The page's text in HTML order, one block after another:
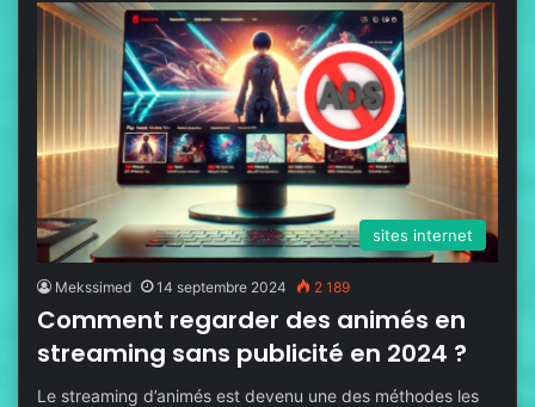
sites internet
Mekssimed 14 septembre 2024 2 189
Comment regarder des animés en
streaming sans publicité en 2024 ?
Le streaming d’animés est devenu une des méthodes les